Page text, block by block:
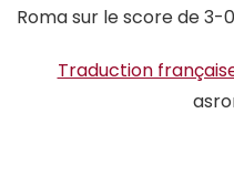
Roma sur le score de 3-
Traduction